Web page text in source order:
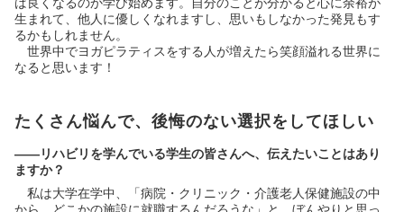
生まれて、他人に優しくなれますし、思いもしなかった発見もす
るかもしれません。
世界中でヨガピラティスをする人が増えたら笑顔溢れる世界に
なると思います！
たくさん悩んで、後悔のない選択をしてほしい
――リハビリを学んでいる学生の皆さんへ、伝えたいことはあり
ますか？
私は大学在学中、「病院・クリニック・介護老人保健施設の中